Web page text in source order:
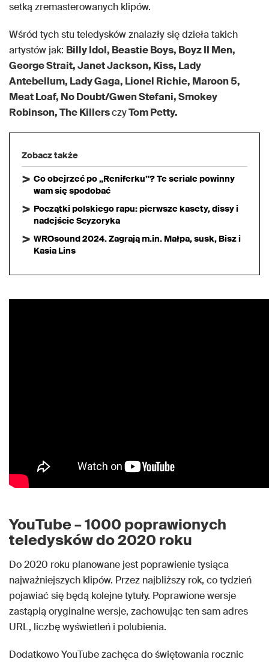
setką zremasterowanych klipów.
Wśród tych stu teledysków znalazły się dzieła takich
artystów jak: Billy Idol, Beastie Boys, Boyz II Men,
George Strait, Janet Jackson, Kiss, Lady
Antebellum, Lady Gaga, Lionel Richie, Maroon 5,
Meat Loaf, No Doubt/Gwen Stefani, Smokey
Robinson, The KillersczyTom Petty.
Zobacz także
Co obejrzeć po „Reniferku”? Te seriale powinny
wam się spodobać
Początki polskiego rapu: pierwsze kasety, dissy i
nadejście Scyzoryka
WROsound 2024. Zagrają m.in. Małpa, susk, Bisz i
Kasia Lins
YouTube – 1000 poprawionych
teledysków do 2020 roku
Do 2020 roku planowane jest poprawienie tysiąca
najważniejszych klipów. Przez najbliższy rok, co tydzień
pojawiać się będą kolejne tytuły. Poprawione wersje
zastąpią oryginalne wersje, zachowując ten sam adres
URL, liczbę wyświetleń i polubienia.
Dodatkowo YouTube zachęca do świętowania rocznic